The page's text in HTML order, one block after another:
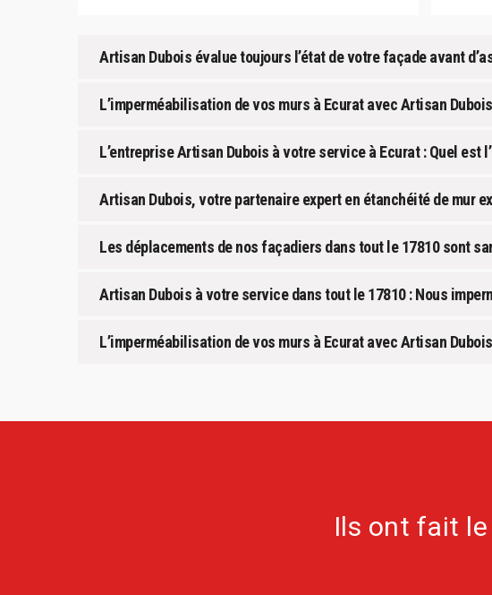
Artisan Dubois évalue toujours l’état de votre façade avant
L’imperméabilisation de vos murs à Ecurat avec Artisan
L’entreprise Artisan Dubois à votre service à Ecurat : Quel est
Artisan Dubois, votre partenaire expert en étanchéité de mur
Les déplacements de nos façadiers dans tout le 17810 sont
Artisan Dubois à votre service dans tout le 17810 : Nous
L’imperméabilisation de vos murs à Ecurat avec Artisan
Ils ont fait